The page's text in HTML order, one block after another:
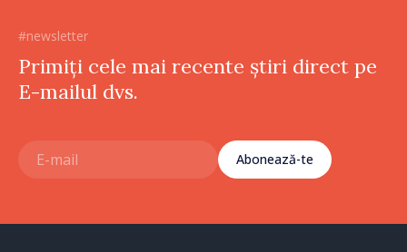
#newsletter
Primiți cele mai recente știri direct pe
E-mailul dvs.
Abonează-te